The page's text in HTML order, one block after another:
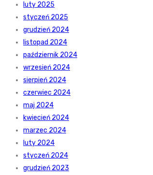
luty 2025
styczeń 2025
grudzień 2024
listopad 2024
październik 2024
wrzesień 2024
sierpień 2024
czerwiec 2024
maj 2024
kwiecień 2024
marzec 2024
luty 2024
styczeń 2024
grudzień 2023